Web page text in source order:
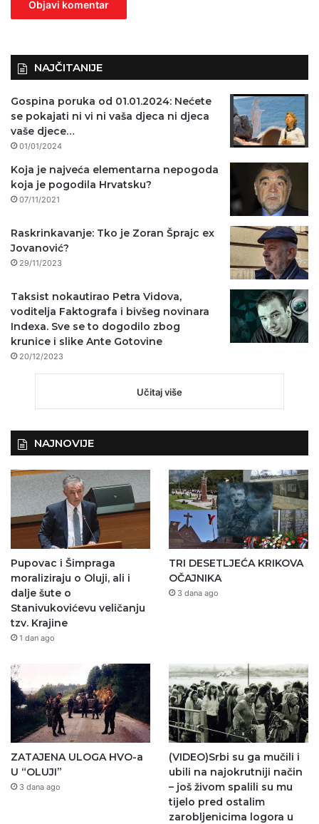
NAJČITANIJE
Gospina poruka od 01.01.2024: Nećete
se pokajati ni vi ni vaša djeca ni djeca
vaše djece…
01/01/2024
Koja je najveća elementarna nepogoda
koja je pogodila Hrvatsku?
07/11/2021
Raskrinkavanje: Tko je Zoran Šprajc ex
Jovanović?
29/11/2023
Taksist nokautirao Petra Vidova,
voditelja Faktografa i bivšeg novinara
Indexa. Sve se to dogodilo zbog
krunice i slike Ante Gotovine
20/12/2023
Učitaj više
NAJNOVIJE
Pupovac i Šimpraga
moraliziraju o Oluji, ali i
dalje šute o
Stanivukovićevu veličanju
tzv. Krajine
1 dan ago
TRI DESETLJEĆA KRIKOVA
OČAJNIKA
3 dana ago
ZATAJENA ULOGA HVO-a
U “OLUJI”
3 dana ago
(VIDEO)Srbi su ga mučili i
ubili na najokrutniji način
– još živom spalili su mu
tijelo pred ostalim
zarobljenicima logora u